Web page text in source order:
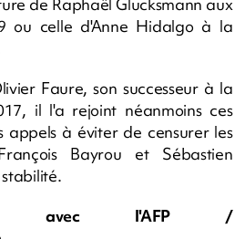
ou celle d'Anne Hidalgo à la
Faure, son successeur à la
il l'a rejoint néanmoins ces
appels à éviter de censurer les
Bayrou et Sébastien
avec l'AFP /